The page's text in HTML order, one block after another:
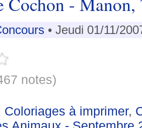
• Jeudi 01/11/
notes)
Coloriages à imprimer,